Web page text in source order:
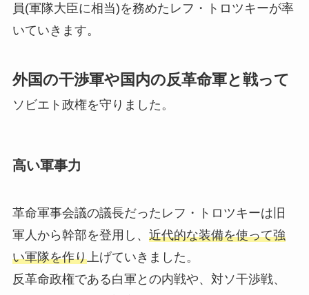
員(軍隊大臣に相当)を務めたレフ・トロツキーが率
いていきます。
外国の干渉軍や国内の反革命軍と戦って
ソビエト政権を守りました。
高い軍事力
革命軍事会議の議長だったレフ・トロツキーは旧
軍人から幹部を登用し、 近代的な装備を使って強
い軍隊を作り上げていきました。
反革命政権である白軍との内戦や、対ソ干渉戦、